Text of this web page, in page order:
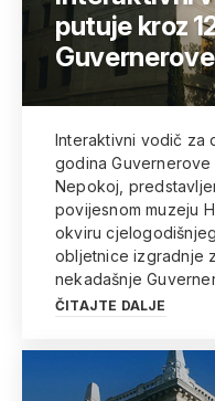
putuje kroz
Interaktivni vodič za
godina Guvernerove
Nepokoj,
povijesnom muzeju
okviru
obljetnice izgradnje
nekadašnje
ČITAJTE DALJE